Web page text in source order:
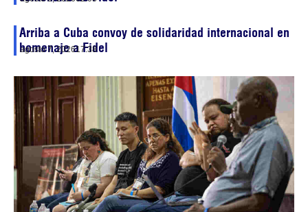
Arriba a Cuba convoy de solidaridad internacional en
homenaje a Fidel
agosto 7, 202617:38